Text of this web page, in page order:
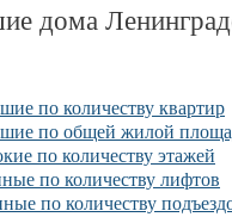
дома
по количеству квартир
по общей жилой
по количеству этажей
по количеству лифтов
по количеству